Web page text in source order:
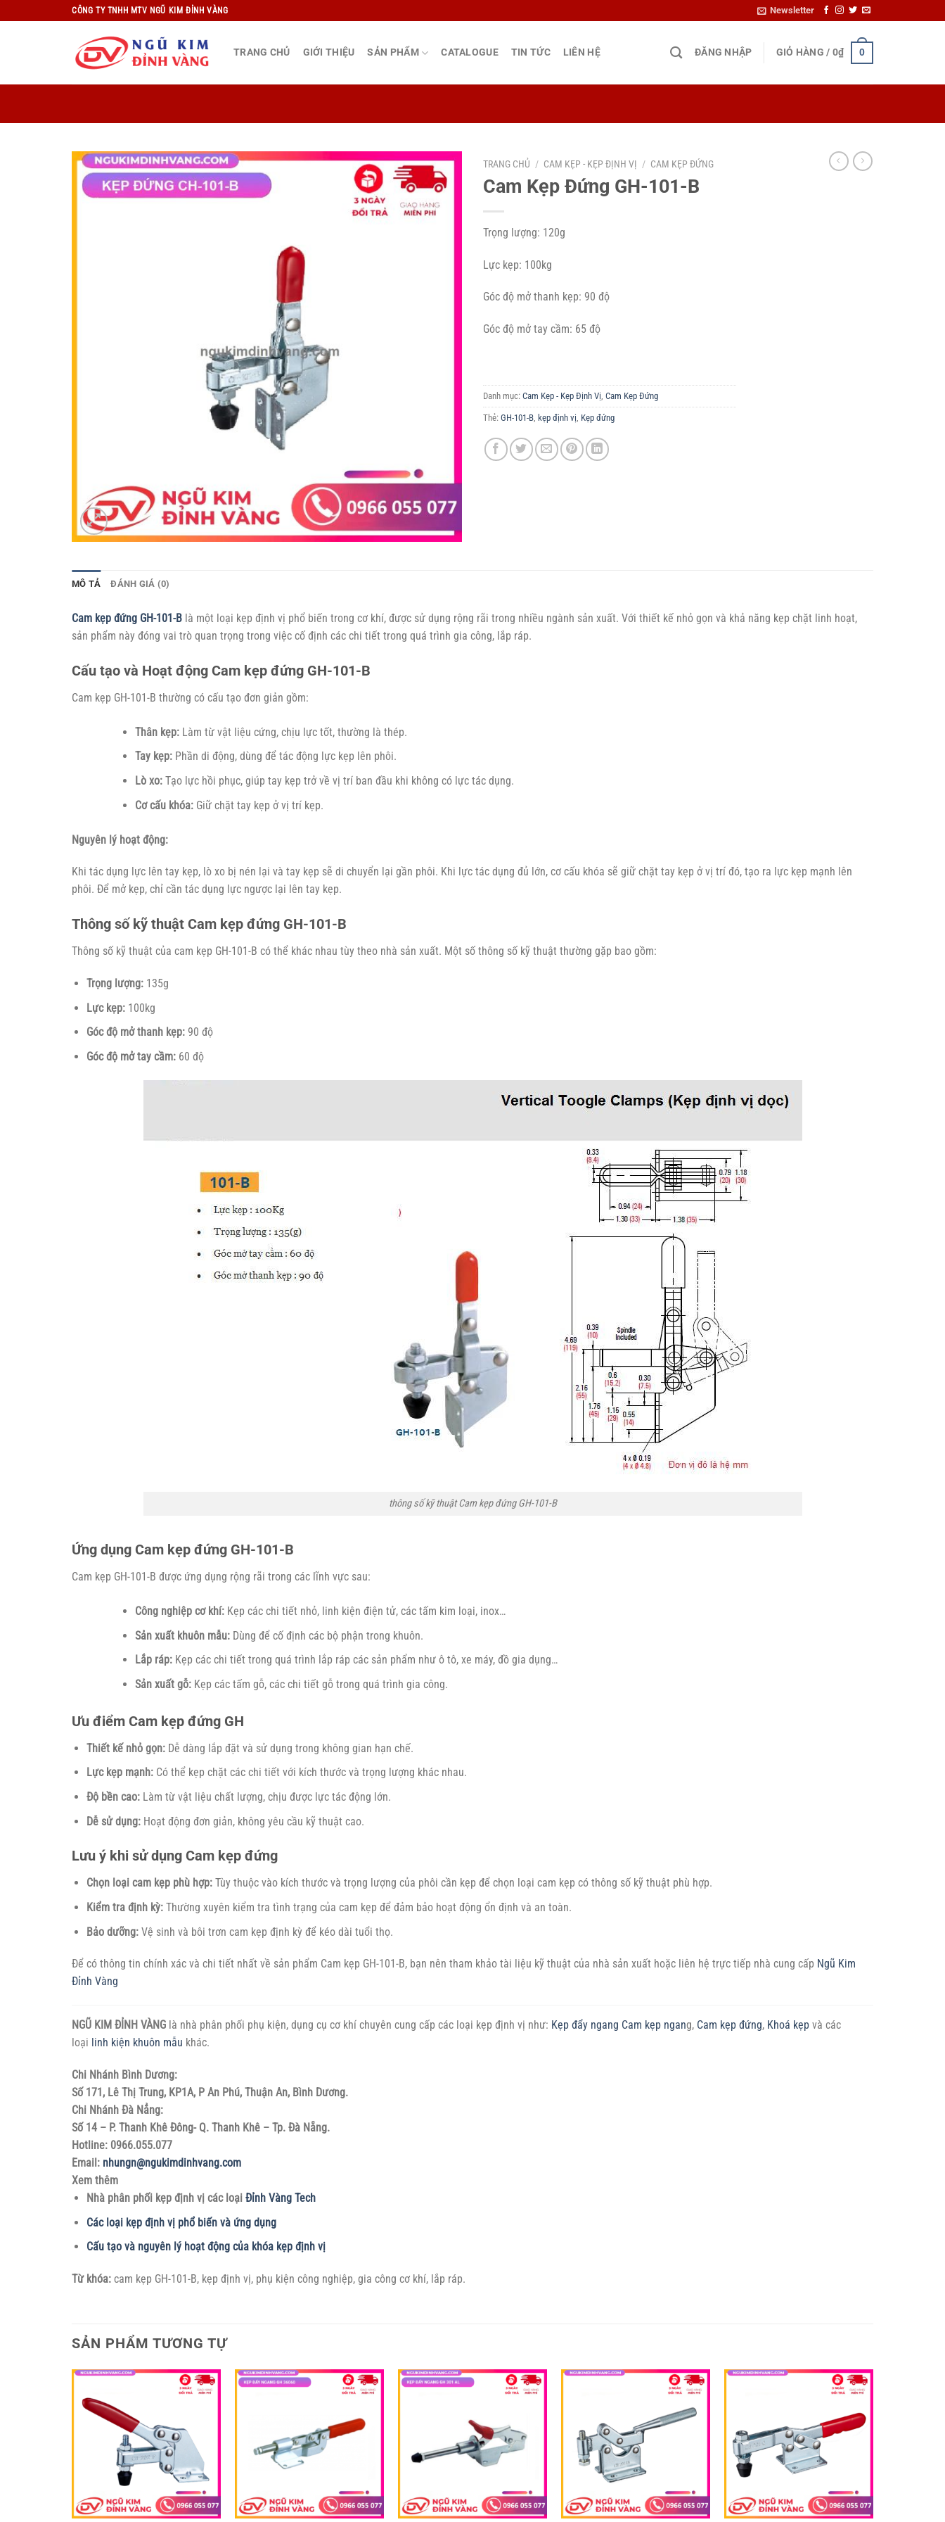
qua
CÔNG TY TNHH MTV NGŨ KIM ĐỈNH VÀNG Newsletter
TRANG CHỦ GIỚI THIỆU SẢN PHẨM CATALOGUE TIN TỨC LIÊN HỆ ĐĂNG NHẬP GIỎ HÀNG / 0₫ 0
TRANG CHỦ / CAM KẸP - KẸP ĐỊNH VỊ / CAM KẸP ĐỨNG
Cam Kẹp Đứng GH-101-B
Trọng lượng: 120g
Lực kẹp: 100kg
Góc độ mở thanh kẹp: 90 độ
Góc độ mở tay cầm: 65 độ
Danh mục: Cam Kẹp - Kẹp Định Vị Cam Kẹp Đứng
Thẻ: GH-101-B kẹp định vị Kẹp đứng
MÔ TẢ ĐÁNH GIÁ (0)
Cam kẹp đứng GH-101-B là một loại kẹp định vị phổ biến trong cơ khí, được sử dụng rộng rãi trong nhiều ngành sản xuất. Với thiết kế nhỏ gọn và khả năng kẹp chặt linh hoạt,
sản phẩm này đóng vai trò quan trọng trong việc cố định các chi tiết trong quá trình gia công, lắp ráp.
Cấu tạo và Hoạt động Cam kẹp đứng GH-101-B
Cam kẹp GH-101-B thường có cấu tạo đơn giản gồm:
Thân kẹp:Làm từ vật liệu cứng, chịu lực tốt, thường là thép.
Tay kẹp:Phần di động, dùng để tác động lực kẹp lên phôi.
Lò xo:Tạo lực hồi phục, giúp tay kẹp trở về vị trí ban đầu khi không có lực tác dụng.
Cơ cấu khóa:Giữ chặt tay kẹp ở vị trí kẹp.
Nguyên lý hoạt động:
Khi tác dụng lực lên tay kẹp, lò xo bị nén lại và tay kẹp sẽ di chuyển lại gần phôi. Khi lực tác dụng đủ lớn, cơ cấu khóa sẽ giữ chặt tay kẹp ở vị trí đó, tạo ra lực kẹp mạnh lên
phôi. Để mở kẹp, chỉ cần tác dụng lực ngược lại lên tay kẹp.
Thông số kỹ thuật Cam kẹp đứng GH-101-B
Thông số kỹ thuật của cam kẹp GH-101-B có thể khác nhau tùy theo nhà sản xuất. Một số thông số kỹ thuật thường gặp bao gồm:
Trọng lượng:135g
Lực kẹp:100kg
Góc độ mở thanh kẹp:90 độ
Góc độ mở tay cầm:60 độ
thông số kỹ thuật Cam kẹp đứng GH-101-B
Ứng dụng Cam kẹp đứng GH-101-B
Cam kẹp GH-101-B được ứng dụng rộng rãi trong các lĩnh vực sau:
Công nghiệp cơ khí:Kẹp các chi tiết nhỏ, linh kiện điện tử, các tấm kim loại, inox…
Sản xuất khuôn mẫu:Dùng để cố định các bộ phận trong khuôn.
Lắp ráp:Kẹp các chi tiết trong quá trình lắp ráp các sản phẩm như ô tô, xe máy, đồ gia dụng…
Sản xuất gỗ:Kẹp các tấm gỗ, các chi tiết gỗ trong quá trình gia công.
Ưu điểm Cam kẹp đứng GH
Thiết kế nhỏ gọn:Dễ dàng lắp đặt và sử dụng trong không gian hạn chế.
Lực kẹp mạnh:Có thể kẹp chặt các chi tiết với kích thước và trọng lượng khác nhau.
Độ bền cao:Làm từ vật liệu chất lượng, chịu được lực tác động lớn.
Dễ sử dụng:Hoạt động đơn giản, không yêu cầu kỹ thuật cao.
Lưu ý khi sử dụng Cam kẹp đứng
Chọn loại cam kẹp phù hợp:Tùy thuộc vào kích thước và trọng lượng của phôi cần kẹp để chọn loại cam kẹp có thông số kỹ thuật phù hợp.
Kiểm tra định kỳ:Thường xuyên kiểm tra tình trạng của cam kẹp để đảm bảo hoạt động ổn định và an toàn.
Bảo dưỡng:Vệ sinh và bôi trơn cam kẹp định kỳ để kéo dài tuổi thọ.
Để có thông tin chính xác và chi tiết nhất về sản phẩm Cam kẹp GH-101-B, bạn nên tham khảo tài liệu kỹ thuật của nhà sản xuất hoặc liên hệ trực tiếp nhà cung cấp Ngũ Kim
Đỉnh Vàng
NGŨ KIM ĐỈNH VÀNG là nhà phân phối phụ kiện, dụng cụ cơ khí chuyên cung cấp các loại kẹp định vị như: Kẹp đẩy ngang Cam kẹp ngang, Cam kẹp đứng, Khoá kẹp và các
loại linh kiện khuôn mẫu khác.
Chi Nhánh Bình Dương:
Số 171, Lê Thị Trung, KP1A, P An Phú, Thuận An, Bình Dương.
Chi Nhánh Đà Nẳng:
Số 14 – P. Thanh Khê Đông- Q. Thanh Khê – Tp. Đà Nẵng.
Hotline: 0966.055.077
Email: nhungn@ngukimdinhvang.com
Xem thêm
Nhà phân phối kẹp định vị các loại Đỉnh Vàng Tech
Các loại kẹp định vị phổ biến và ứng dụng
Cấu tạo và nguyên lý hoạt động của khóa kẹp định vị
Từ khóa: cam kẹp GH-101-B, kẹp định vị, phụ kiện công nghiệp, gia công cơ khí, lắp ráp.
SẢN PHẨM TƯƠNG TỰ